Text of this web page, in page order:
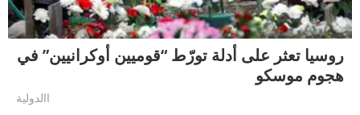
روسيا تعثر على أدلة تورّط “قوميين أوكرانيين” في
هجوم موسكو
االدولية